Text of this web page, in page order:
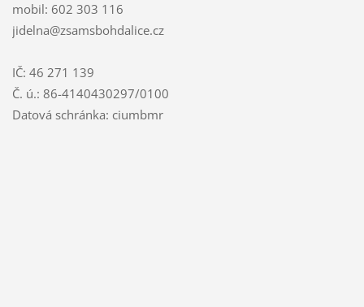
mobil: 602 303 116
jidelna@zsamsbohdalice.cz
IČ: 46 271 139
Č. ú.: 86-4140430297/0100
Datová schránka: ciumbmr